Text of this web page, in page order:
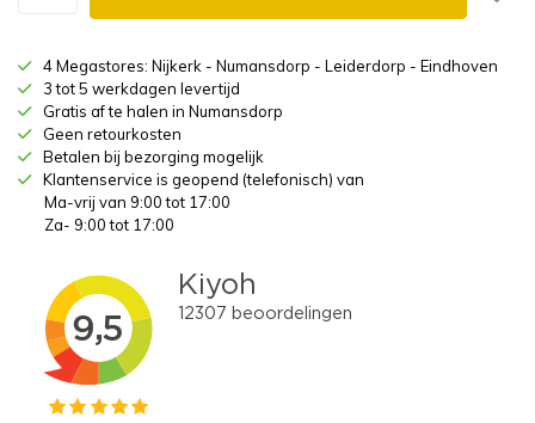
4 Megastores: Nijkerk - Numansdorp - Leiderdorp - Eindhoven
3 tot 5 werkdagen levertijd
Gratis af te halen in Numansdorp
Geen retourkosten
Betalen bij bezorging mogelijk
Klantenservice is geopend (telefonisch) van
Ma-vrij van 9:00 tot 17:00
Za- 9:00 tot 17:00